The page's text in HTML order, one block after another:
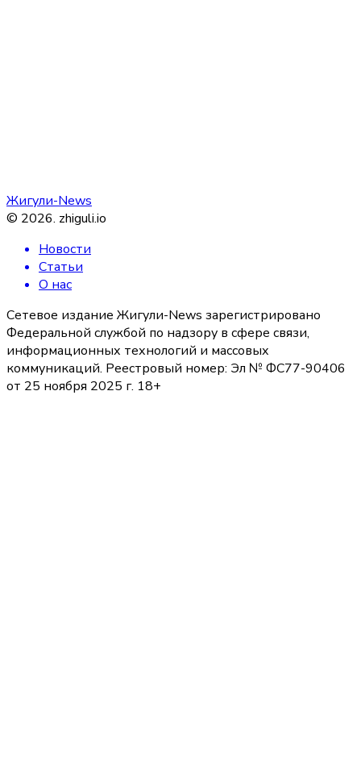
Жигули-News
© 2026. zhiguli.io
Новости
Статьи
О нас
Сетевое издание Жигули-News зарегистрировано
Федеральной службой по надзору в сфере связи,
информационных технологий и массовых
коммуникаций. Реестровый номер: Эл № ФС77-90406
от 25 ноября 2025 г. 18+